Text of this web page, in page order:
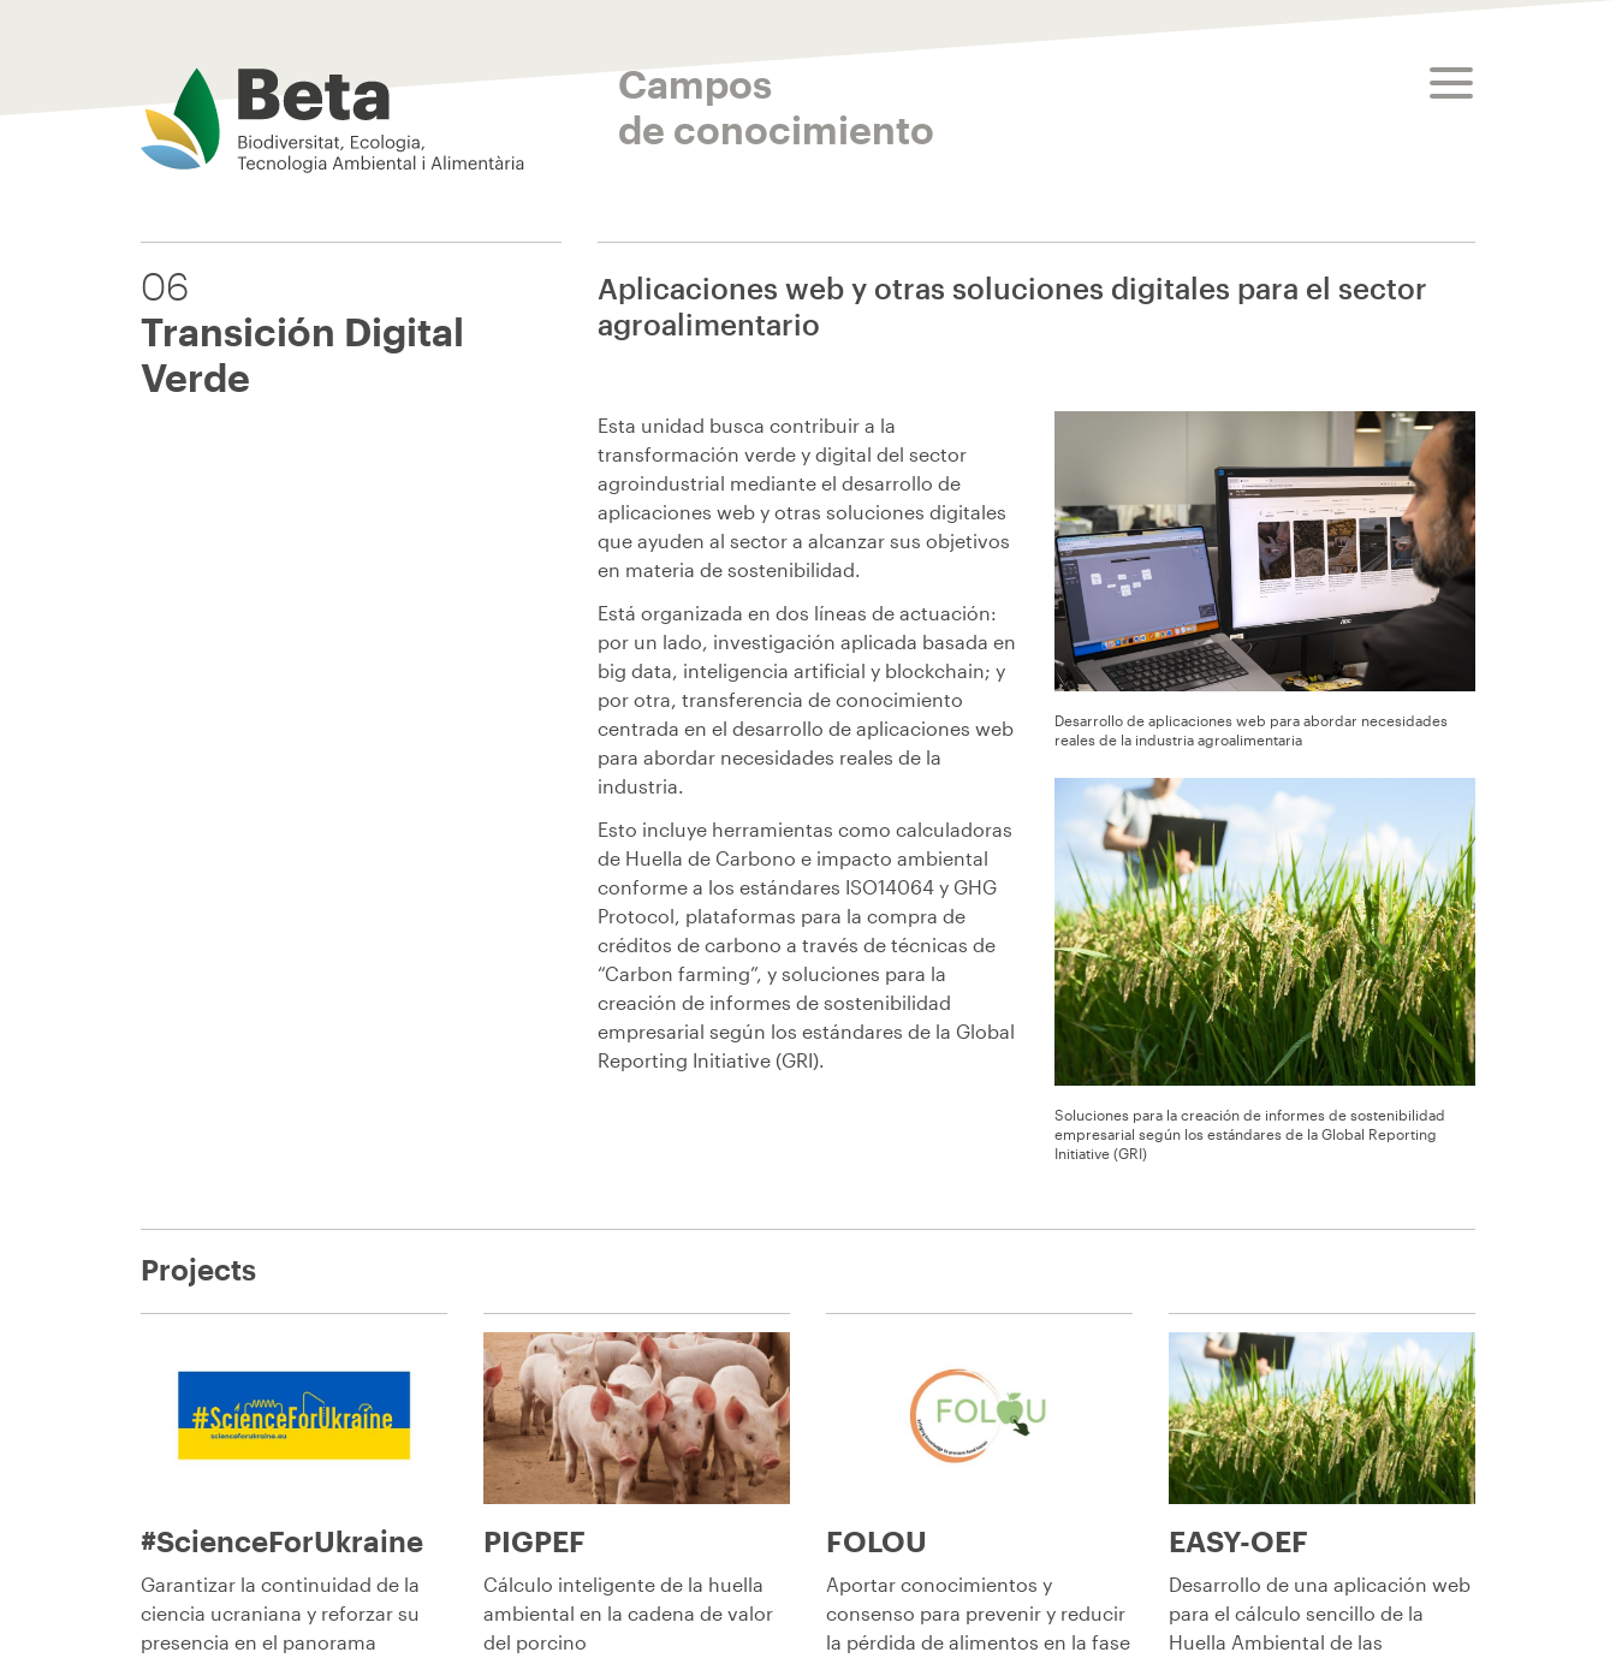
Beta Tech Center toggle menu
Campos
de conocimiento
06
Transición Digital
Verde
Aplicaciones web y otras soluciones digitales para el sector
agroalimentario
Esta unidad busca contribuir a la
transformación verde y digital del sector
agroindustrial mediante el desarrollo de
aplicaciones web y otras soluciones digitales
que ayuden al sector a alcanzar sus objetivos
en materia de sostenibilidad.
Está organizada en dos líneas de actuación:
por un lado, investigación aplicada basada en
big data, inteligencia artificial y blockchain; y
por otra, transferencia de conocimiento
centrada en el desarrollo de aplicaciones web
para abordar necesidades reales de la
industria.
Esto incluye herramientas como calculadoras
de Huella de Carbono e impacto ambiental
conforme a los estándares ISO14064 y GHG
Protocol, plataformas para la compra de
créditos de carbono a través de técnicas de
“Carbon farming”, y soluciones para la
creación de informes de sostenibilidad
empresarial según los estándares de la Global
Reporting Initiative (GRI).
Desarrollo de aplicaciones web para abordar necesidades
reales de la industria agroalimentaria
Soluciones para la creación de informes de sostenibilidad
empresarial según los estándares de la Global Reporting
Initiative (GRI)
Projects
#ScienceForUkraine
Garantizar la continuidad de la
ciencia ucraniana y reforzar su
presencia en el panorama
PIGPEF
Cálculo inteligente de la huella
ambiental en la cadena de valor
del porcino
FOLOU
Aportar conocimientos y
consenso para prevenir y reducir
la pérdida de alimentos en la fase
EASY-OEF
Desarrollo de una aplicación web
para el cálculo sencillo de la
Huella Ambiental de las